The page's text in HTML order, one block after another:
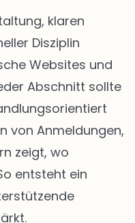
klaren
Disziplin
Websites und
Abschnitt sollte
von Anmeldungen,
zeigt, wo
entsteht ein